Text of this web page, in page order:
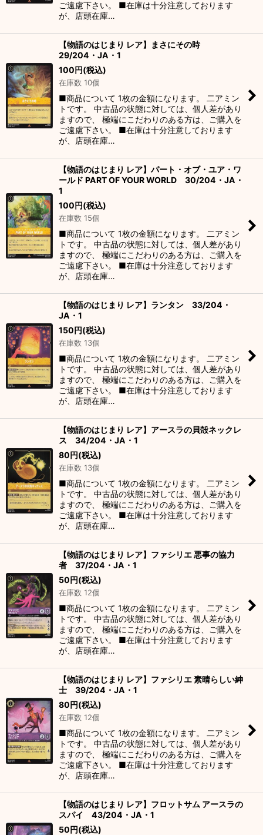
ご遠慮下さい。 ■在庫は十分注意しております
が、店頭在庫…
【物語のはじまり レア】まさにその時
29/204・JA・1
100円(税込)
在庫数 10個
■商品について 1枚の金額になります。 二アミン
トです。 中古品の状態に対しては、個人差があり
ますので、 極端にこだわりのある方は、ご購入を
ご遠慮下さい。 ■在庫は十分注意しております
が、店頭在庫…
【物語のはじまり レア】パート・オブ・ユア・ワ
ールド PART OF YOUR WORLD 30/204・JA・
1
100円(税込)
在庫数 15個
■商品について 1枚の金額になります。 二アミン
トです。 中古品の状態に対しては、個人差があり
ますので、 極端にこだわりのある方は、ご購入を
ご遠慮下さい。 ■在庫は十分注意しております
が、店頭在庫…
【物語のはじまり レア】ランタン 33/204・
JA・1
150円(税込)
在庫数 13個
■商品について 1枚の金額になります。 二アミン
トです。 中古品の状態に対しては、個人差があり
ますので、 極端にこだわりのある方は、ご購入を
ご遠慮下さい。 ■在庫は十分注意しております
が、店頭在庫…
【物語のはじまり レア】アースラの貝殻ネックレ
ス 34/204・JA・1
80円(税込)
在庫数 13個
■商品について 1枚の金額になります。 二アミン
トです。 中古品の状態に対しては、個人差があり
ますので、 極端にこだわりのある方は、ご購入を
ご遠慮下さい。 ■在庫は十分注意しております
が、店頭在庫…
【物語のはじまり レア】ファシリエ 悪事の協力
者 37/204・JA・1
50円(税込)
在庫数 12個
■商品について 1枚の金額になります。 二アミン
トです。 中古品の状態に対しては、個人差があり
ますので、 極端にこだわりのある方は、ご購入を
ご遠慮下さい。 ■在庫は十分注意しております
が、店頭在庫…
【物語のはじまり レア】ファシリエ 素晴らしい紳
士 39/204・JA・1
80円(税込)
在庫数 12個
■商品について 1枚の金額になります。 二アミン
トです。 中古品の状態に対しては、個人差があり
ますので、 極端にこだわりのある方は、ご購入を
ご遠慮下さい。 ■在庫は十分注意しております
が、店頭在庫…
【物語のはじまり レア】フロットサム アースラの
スパイ 43/204・JA・1
50円(税込)